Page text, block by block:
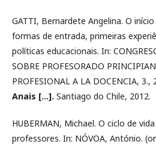
GATTI, Bernardete Angelina. O
formas de entrada, primeiras
políticas educacionais. In:
SOBRE PROFESORADO
PROFESIONAL A LA DOCENCIA,
Anais [...]. Santiago do Chile, 2012.
HUBERMAN, Michael. O ciclo de
professores. In: NÓVOA, António.